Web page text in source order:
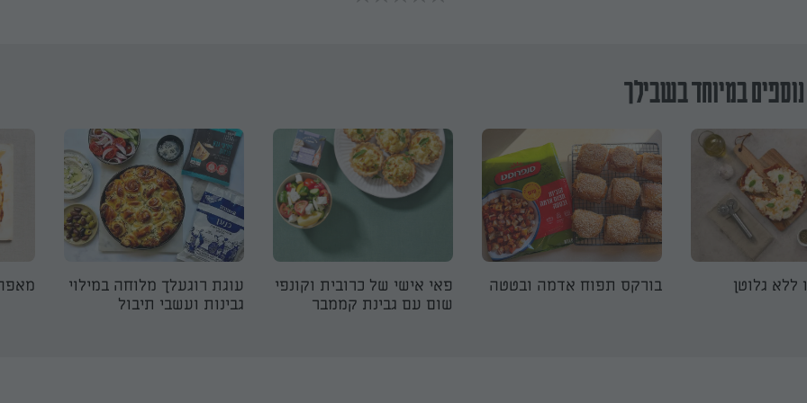
במיוחד בשבילך
ללא גלוטן בורקס תפוח אדמה ובטטה
פאי אישי של כרובית וקונפי
שום עם גבינת קממבר
עוגת רוגעלך מלוחה במילוי
גבינות ועשבי תיבול
מאפה